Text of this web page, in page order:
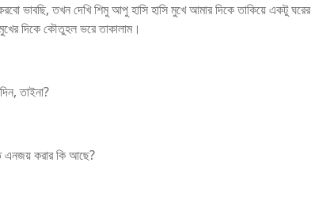
ভাবছি, তখন দেখি শিমু আপু হাসি হাসি মুখে আমার দিকে তাকিয়ে একটু ঘরের
দিকে কৌতুহল ভরে তাকালাম।
তাইনা?
এনজয় করার কি আছে?